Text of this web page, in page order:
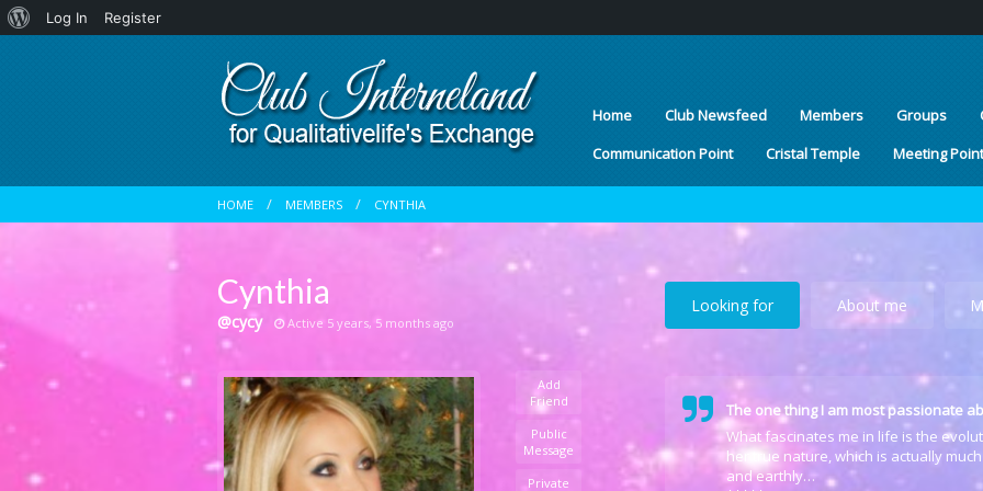
About
Log In
Register
Home Club Newsfeed Members Groups
Communication Point
Cristal Temple Meeting Point
HOME MEMBERS CYNTHIA
Cynthia
@cycy Active 5 years, 5 months ago
Add
Friend
Public
Message
Private
Looking for About me
The one thing I am most passionate
What fascinates me in life is the
her true nature, which is actually
and earthly…